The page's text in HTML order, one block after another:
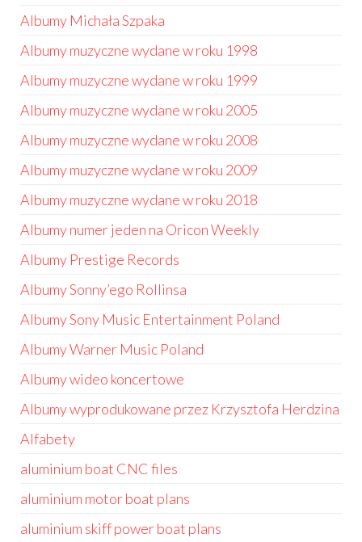
Albumy Michała Szpaka
Albumy muzyczne wydane w roku 1998
Albumy muzyczne wydane w roku 1999
Albumy muzyczne wydane w roku 2005
Albumy muzyczne wydane w roku 2008
Albumy muzyczne wydane w roku 2009
Albumy muzyczne wydane w roku 2018
Albumy numer jeden na Oricon Weekly
Albumy Prestige Records
Albumy Sonny’ego Rollinsa
Albumy Sony Music Entertainment Poland
Albumy Warner Music Poland
Albumy wideo koncertowe
Albumy wyprodukowane przez Krzysztofa Herdzina
Alfabety
aluminium boat CNC files
aluminium motor boat plans
aluminium skiff power boat plans